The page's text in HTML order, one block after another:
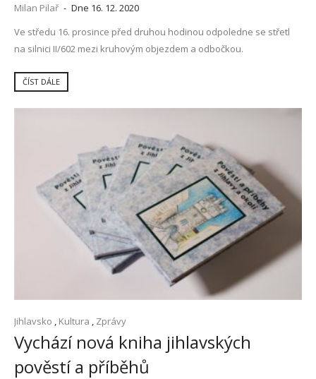
Milan Pilař - Dne 16. 12. 2020
Ve středu 16. prosince před druhou hodinou odpoledne se střetl
na silnici II/602 mezi kruhovým objezdem a odbočkou.
ČÍST DÁLE
Jihlavsko Kultura Zprávy
Vychází nová kniha jihlavských
pověstí a příběhů